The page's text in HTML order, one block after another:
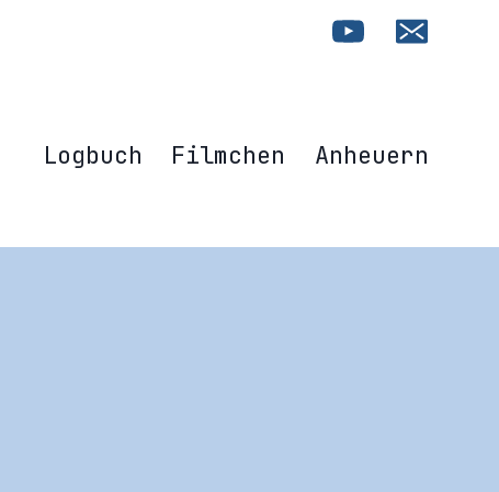
Logbuch Filmchen Anheuern